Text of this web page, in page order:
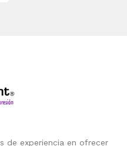
de experiencia en ofrecer